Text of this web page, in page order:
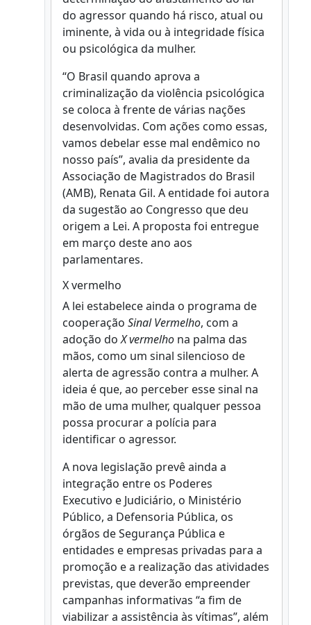
do agressor quando há risco, atual ou
iminente, à vida ou à integridade física
ou psicológica da mulher.
“O Brasil quando aprova a
criminalização da violência psicológica
se coloca à frente de várias nações
desenvolvidas. Com ações como essas,
vamos debelar esse mal endêmico no
nosso país”, avalia da presidente da
Associação de Magistrados do Brasil
(AMB), Renata Gil. A entidade foi autora
da sugestão ao Congresso que deu
origem a Lei. A proposta foi entregue
em março deste ano aos
parlamentares.
X vermelho
A lei estabelece ainda o programa de
cooperação Sinal Vermelho, com a
adoção doX vermelho na palma das
mãos, como um sinal silencioso de
alerta de agressão contra a mulher. A
ideia é que, ao perceber esse sinal na
mão de uma mulher, qualquer pessoa
possa procurar a polícia para
identificar o agressor.
A nova legislação prevê ainda a
integração entre os Poderes
Executivo e Judiciário, o Ministério
Público, a Defensoria Pública, os
órgãos de Segurança Pública e
entidades e empresas privadas para a
promoção e a realização das atividades
previstas, que deverão empreender
campanhas informativas “a fim de
viabilizar a assistência às vítimas”, além